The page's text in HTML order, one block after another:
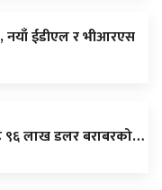
नयाँ ईडीएल र भीआरएस
९६ लाख डलर बराबरको…